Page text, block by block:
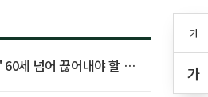
가
가
세 넘어 끊어내야 할 사